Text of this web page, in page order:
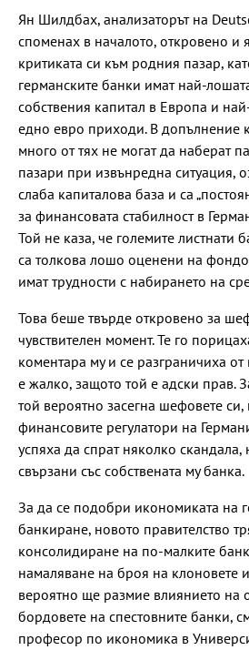
Ян Шилдбах, анализаторът на
споменах в началото, откровено и
критиката си към родния пазар,
германските банки имат най-
собствения капитал в Европа и
едно евро приходи. В допълнение
много от тях не могат да наберат
пазари при извънредна ситуация,
слаба капиталова база и са
за финансовата стабилност в
Той не каза, че големите листнати
са толкова лошо оценени на
имат трудности с набирането на
Това беше твърде откровено за
чувствителен момент. Те го
коментара му и се разграничиха от
е жалко, защото той е адски прав.
той вероятно засегна шефовете си,
финансовите регулатори на
успяха да спрат няколко скандала,
свързани със собствената му банка.
За да се подобри икономиката на
банкиране, новото правителство
консолидиране на по-малките
намаляване на броя на клоновете
вероятно ще размие влиянието на
бордовете на спестовните банки,
професор по икономика в